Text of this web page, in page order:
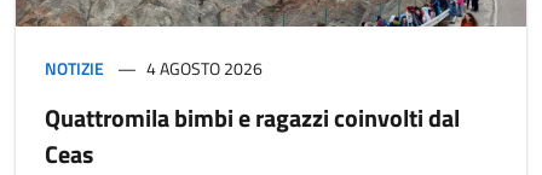
NOTIZIE 4 AGOSTO 2026
Quattromila bimbi e ragazzi coinvolti dal
Ceas